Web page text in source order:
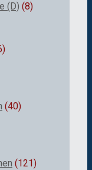
(D) (8)
(40)
(121)